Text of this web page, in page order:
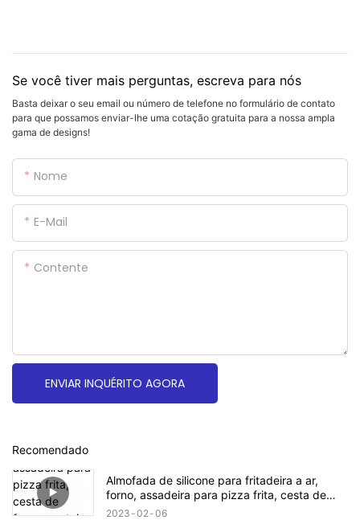
Se você tiver mais perguntas, escreva para nós
Basta deixar o seu email ou número de telefone no formulário de contato
para que possamos enviar-lhe uma cotação gratuita para a nossa ampla
gama de designs!
Nome
E-Mail
Contente
ENVIAR INQUÉRITO AGORA
Recomendado
Almofada de silicone para fritadeira a ar,
forno, assadeira para pizza frita, cesta de
frango, esteira redonda, substituição,
2023 02 06